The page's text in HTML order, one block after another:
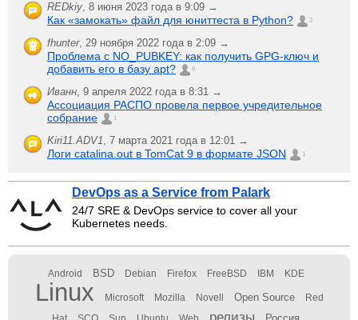
REDkiy, 8 июня 2023 года в 9:09 →
Как «замокать» файл для юниттеста в Python? 2
fhunter, 29 ноября 2022 года в 2:09 →
Проблема с NO_PUBKEY: как получить GPG-ключ и
добавить его в базу apt?
6
Иванн, 9 апреля 2022 года в 8:31 →
Ассоциация РАСПО провела первое учредительное
собрание
1
Kiri11.ADV1, 7 марта 2021 года в 12:01 →
Логи catalina.out в TomCat 9 в формате JSON 1
DevOps as a Service from Palark
24/7 SRE & DevOps service to cover all your
Kubernetes needs.
Android BSD Debian Firefox FreeBSD IBM KDE
Linux Microsoft Mozilla Novell Open Source Red
релизы